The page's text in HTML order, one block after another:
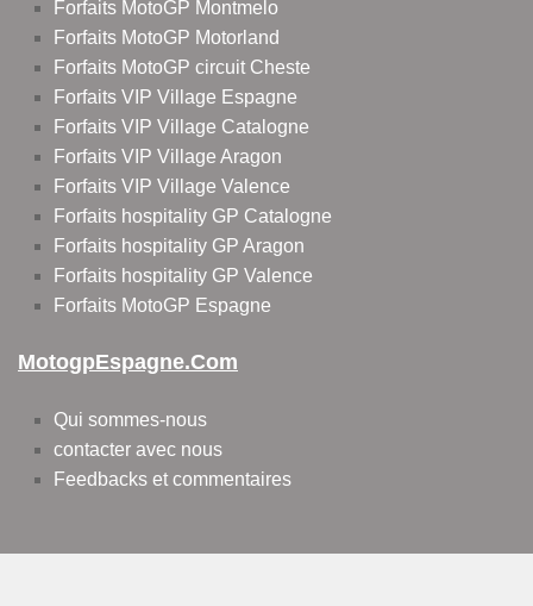
Forfaits MotoGP Montmelo
Forfaits MotoGP Motorland
Forfaits MotoGP circuit Cheste
Forfaits VIP Village Espagne
Forfaits VIP Village Catalogne
Forfaits VIP Village Aragon
Forfaits VIP Village Valence
Forfaits hospitality GP Catalogne
Forfaits hospitality GP Aragon
Forfaits hospitality GP Valence
Forfaits MotoGP Espagne
MotogpEspagne.com
Qui sommes-nous
contacter avec nous
Feedbacks et commentaires